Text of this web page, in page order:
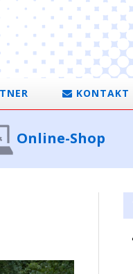
KONTAKT
Online-Shop